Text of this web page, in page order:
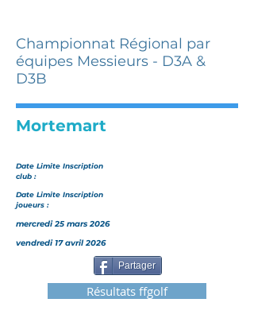
Championnat Régional par
équipes Messieurs - D3A &
D3B
Mortemart
Date Limite Inscription
club :
Date Limite Inscription
joueurs :
mercredi 25 mars 2026
vendredi 17 avril 2026
Partager
Résultats ffgolf